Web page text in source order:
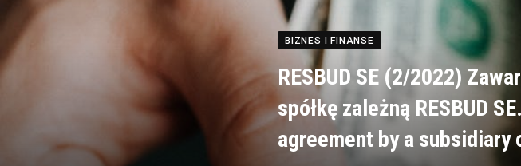
BIZNES I FINANSE
RESBUD SE (2/2022)
spółkę zależną RESBUD
agreement by a subsidiary